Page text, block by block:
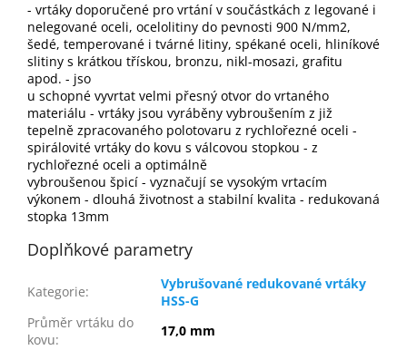
- vrtáky doporučené pro vrtání v součástkách z legované i
nelegované oceli, ocelolitiny do pevnosti 900 N/mm2,
šedé, temperované i tvárné litiny, spékané oceli, hliníkové
slitiny s krátkou třískou, bronzu, nikl-mosazi, grafitu
apod. - jso
u schopné vyvrtat velmi přesný otvor do vrtaného
materiálu - vrtáky jsou vyráběny vybroušením z již
tepelně zpracovaného polotovaru z rychlořezné oceli -
spirálovité vrtáky do kovu s válcovou stopkou - z
rychlořezné oceli a optimálně
vybroušenou špicí - vyznačují se vysokým vrtacím
výkonem - dlouhá životnost a stabilní kvalita - redukovaná
stopka 13mm
Doplňkové parametry
Kategorie:
Vybrušované redukované vrtáky
HSS-G
Průměr vrtáku do
kovu:
17,0 mm